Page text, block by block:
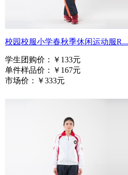
校园校服小学春秋季休闲运动服R...
学生团购价：
￥133元
单件样品价：
￥167元
市场价：
￥333元